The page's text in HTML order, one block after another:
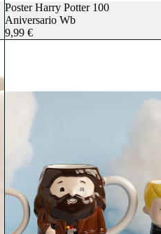
Poster Harry Potter 100
Aniversario Wb
9,99 €